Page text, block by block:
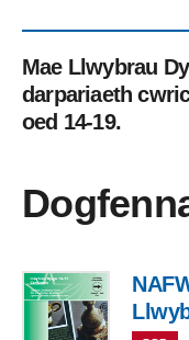
Mae Llwybrau
darpariaeth
oed 14-19.